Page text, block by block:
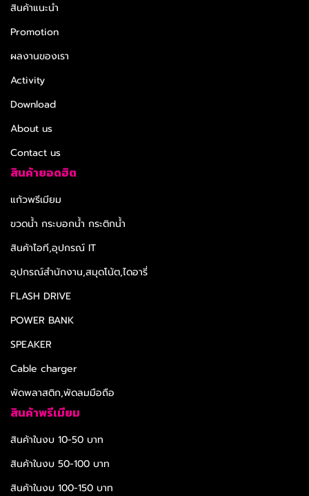
สินค้าแนะนำ
Promotion
ผลงานของเรา
Activity
Download
About us
Contact us
สินค้ายอดฮิต
แก้วพรีเมียม
ขวดน้ำ กระบอกน้ำ กระติกน้ำ
สินค้าไอที,อุปกรณ์ IT
อุปกรณ์สำนักงาน,สมุดโน้ต,ไดอารี่
FLASH DRIVE
POWER BANK
SPEAKER
Cable charger
พัดพลาสติก,พัดลมมือถือ
สินค้าพรีเมียม
สินค้าในงบ 10-50 บาท
สินค้าในงบ 50-100 บาท
สินค้าในงบ 100-150 บาท